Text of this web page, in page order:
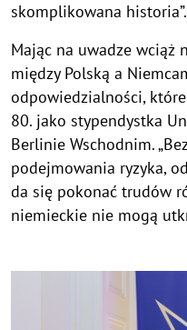
skomplikowana historia”.
Mając na uwadze wciąż
między Polską a
odpowiedzialności,
80. jako stypendystka
Berlinie Wschodnim.
podejmowania ryzyka,
da się pokonać trudów
niemieckie nie mogą